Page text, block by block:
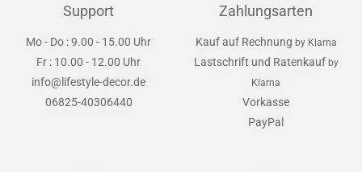
Support
Mo - Do : 9.00 - 15.00 Uhr
Fr : 10.00 - 12.00 Uhr
info@lifestyle-decor.de
06825-40306440
Zahlungsarten
Kauf auf Rechnung by Klarna
Lastschrift und Ratenkauf by
Klarna
Vorkasse
PayPal